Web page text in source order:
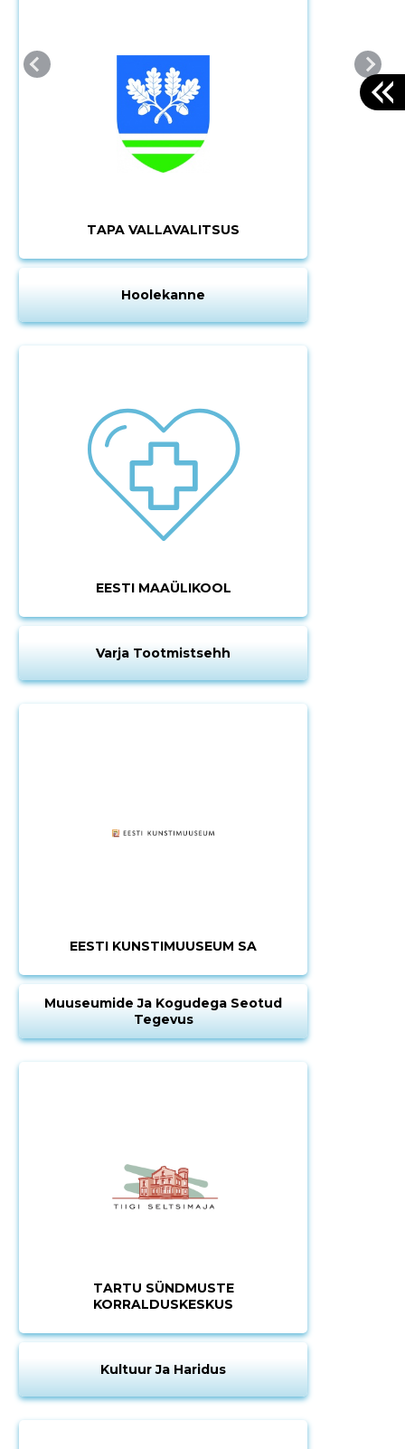
TAPA VALLAVALITSUS
Hoolekanne
EESTI MAAÜLIKOOL
Varja Tootmistsehh
EESTI KUNSTIMUUSEUM SA
Muuseumide Ja Kogudega Seotud
Tegevus
TARTU SÜNDMUSTE
KORRALDUSKESKUS
Kultuur Ja Haridus